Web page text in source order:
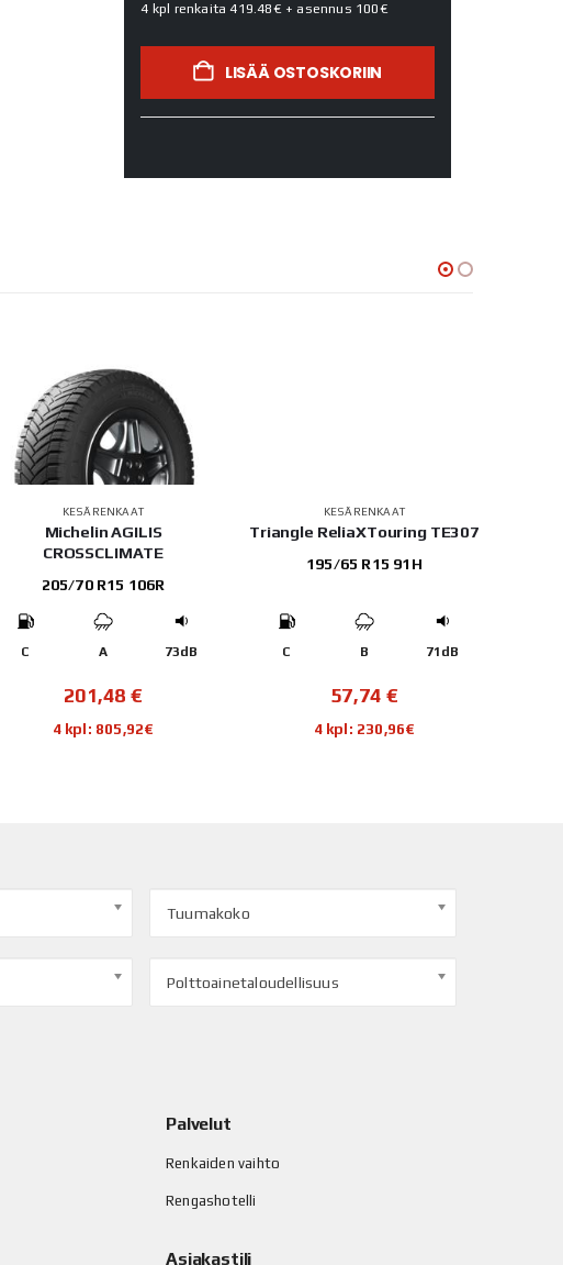
4 kpl renkaita419.48€+ asennus 100€
LISÄÄ OSTOSKORIIN
KESÄRENKAAT
Michelin AGILIS
CROSSCLIMATE
205/70 R15 106R
C A 73dB
201,48 €
4 kpl: 805,92€
KESÄRENKAAT
Triangle ReliaXTouring TE307
195/65 R15 91H
C B 71dB
57,74 €
4 kpl: 230,96€
Tuumakoko
Polttoainetaloudellisuus
Palvelut
Renkaiden vaihto
Rengashotelli
Asiakastili